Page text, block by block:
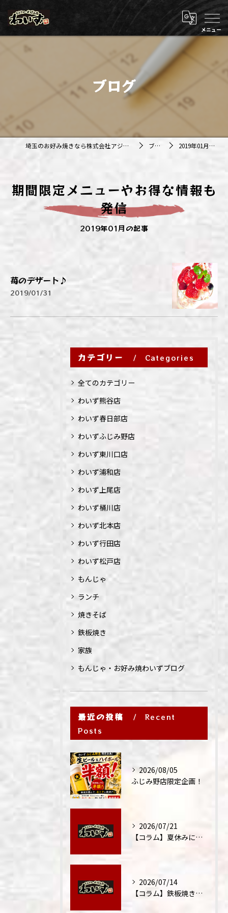
ブログ
埼玉のお好み焼きなら株式会社アジルカンパニー ブログ 2019年01月の記事
期間限定メニューやお得な情報も
発信
2019年01月の記事
苺のデザート♪
2019/01/31
カテゴリー Categories
全てのカテゴリー
わいず熊谷店
わいず春日部店
わいずふじみ野店
わいず東川口店
わいず浦和店
わいず上尾店
わいず桶川店
わいず北本店
わいず行田店
わいず松戸店
もんじゃ
ランチ
焼きそば
鉄板焼き
家族
もんじゃ・お好み焼わいずブログ
最近の投稿
Recent
Posts
2026/08/05
ふじみ野店限定企画！
2026/07/21
【コラム】夏休みに家族外食が増える理由
2026/07/14
【コラム】鉄板焼きが"コミュニケーション飯"と呼ばれる理由